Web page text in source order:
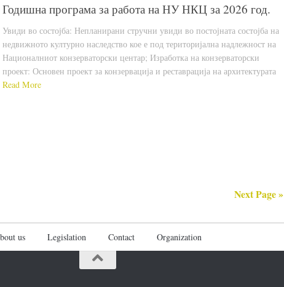
Годишна програма за работа на НУ НКЦ за 2026 год.
Увиди во состојба: Непланирани стручни увиди во постојната состојба на
недвижното културно наследство кое е под територијална надлежност на
Националниот конзерваторски центар; Изработка на конзерваторски
проект: Основен проект за конзервација и реставрација на архитектурата
Read More
Next Page »
us Legislation Contact Organization